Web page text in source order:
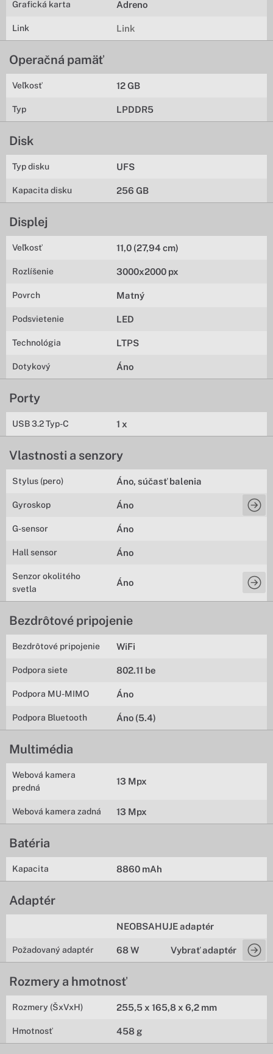
Grafická karta Adreno
Link Link
Operačná pamäť
Veľkosť 12 GB
Typ LPDDR5
Disk
Typ disku UFS
Kapacita disku 256 GB
Displej
Veľkosť 11,0 (27,94 cm)
Rozlíšenie 3000x2000 px
Povrch Matný
Podsvietenie LED
Technológia LTPS
Dotykový Áno
Porty
USB 3.2 Typ-C 1 x
Vlastnosti a senzory
Stylus (pero) Áno, súčasť balenia
Gyroskop Áno
G-sensor Áno
Hall sensor Áno
Senzor okolitého
svetla
Áno
Bezdrôtové pripojenie
Bezdrôtové pripojenie WiFi
Podpora siete 802.11 be
Podpora MU-MIMO Áno
Podpora Bluetooth Áno (5.4)
Multimédia
Webová kamera
predná
13 Mpx
Webová kamera zadná 13 Mpx
Batéria
Kapacita 8860 mAh
Adaptér
NEOBSAHUJE adaptér
Požadovaný adaptér 68 W Vybrať adaptér
Rozmery a hmotnosť
Rozmery (ŠxVxH) 255,5 x 165,8 x 6,2 mm
Hmotnosť 458 g